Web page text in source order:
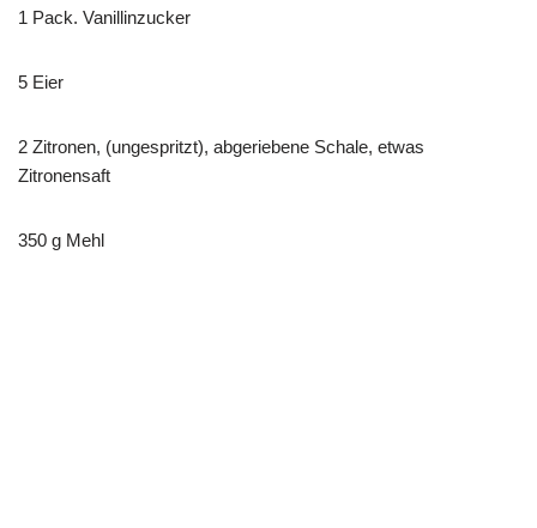
1 Pack. Vanillinzucker
5 Eier
2 Zitronen, (ungespritzt), abgeriebene Schale, etwas
Zitronensaft
350 g Mehl